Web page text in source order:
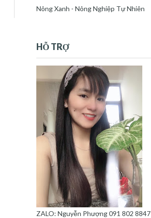
Nông Xanh - Nông Nghiệp Tự Nhiên
HỖ TRỢ
ZALO: Nguyễn Phượng 091 802 8847